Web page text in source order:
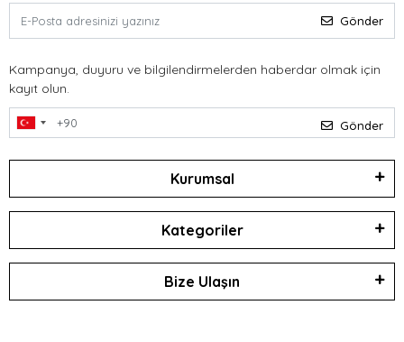
Gönder
Kampanya, duyuru ve bilgilendirmelerden haberdar olmak için
kayıt olun.
Gönder
Kurumsal
Kategoriler
Bize Ulaşın